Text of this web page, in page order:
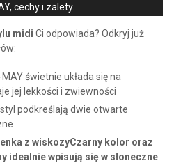
cechy i zalety.
midi Ci odpowiada? Odkryj już
świetnie układa się na
jej lekkości i zwiewności
podkreślają dwie otwarte
z wiskozyCzarny kolor oraz
idealnie wpisują się w słoneczne